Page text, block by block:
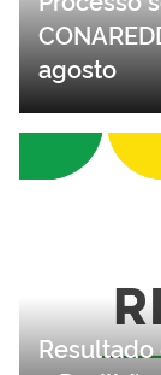
agosto